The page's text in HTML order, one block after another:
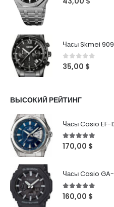
Часы Skmei
0out of 5
35,00 $
ВЫСОКИЙ РЕЙТИНГ
Часы Casio EF-
5out of 5
170,00 $
Часы Casio GA-
5out of 5
160,00 $